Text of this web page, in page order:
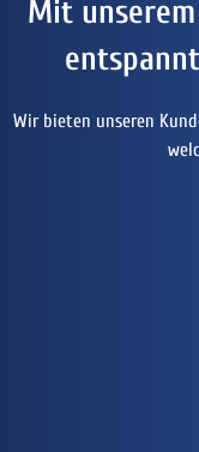
Mit
Wir bieten unseren